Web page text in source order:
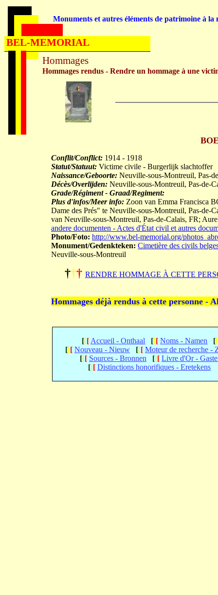
Conflit/Conflict: 1914 - 1918
Statut/Statuut: Victime civile - Burgerlijk slachtoffer
Naissance/Geboorte: Neuville-sous-Montreuil, Pas-
Décès/Overlijden: Neuville-sous-Montreuil, Pas-de-
Grade/Régiment - Graad/Regiment:
Plus d'infos/Meer info: Zoon van Emma Francisca
Dame des Prés" te Neuville-sous-Montreuil, Pas-
van Neuville-sous-Montreuil, Pas-de-Calais, FR;
andere documenten - Actes d'État civil et autres
Photo/Foto: http://www.bel-memorial.org/
Monument/Gedenkteken: Cimetière des civils
Neuville-sous-Montreuil
††† RENDRE HOMMAGE À CETTE
Hommages déjà rendus à cette personne -
[[[ Accueil - Onthaal [[[ Noms - Namen [[
[[[ Nouveau - Nieuw [[[ Moteur de recherche -
[[[ Sources - Bronnen [[[ Livre d'Or -
[[[ Distinctions honorifiques - Eretekens
Hommages
Hommages rendus - Rendre un hommage à une
Monuments et autres éléments de patrimoine à la
BEL-MEMORIAL